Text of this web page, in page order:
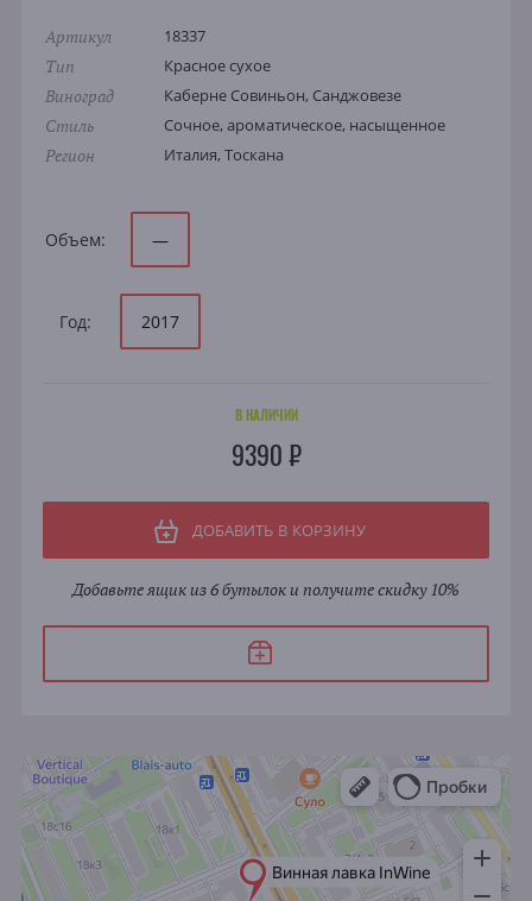
Артикул 18337
Тип Красное сухое
Виноград Каберне Совиньон, Санджовезе
Стиль Сочное, ароматическое, насыщенное
Регион Италия, Тоскана
Объем: —
Год: 2017
В НАЛИЧИИ
9390 ₽
ДОБАВИТЬ В КОРЗИНУ
Добавьте ящик из 6 бутылок и получите скидку 10%